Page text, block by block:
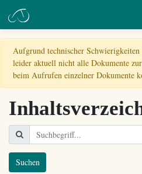
Aufgrund technischer Schwierigkeiten
leider aktuell nicht alle Dokumente
beim Aufrufen einzelner Dokumente
Suchen